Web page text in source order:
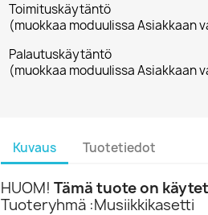
Toimituskäytäntö
(muokkaa moduulissa Asiakkaan
Palautuskäytäntö
(muokkaa moduulissa Asiakkaan
Kuvaus Tuotetiedot
HUOM! Tämä tuote on
Tuoteryhmä :Musiikkikasetti